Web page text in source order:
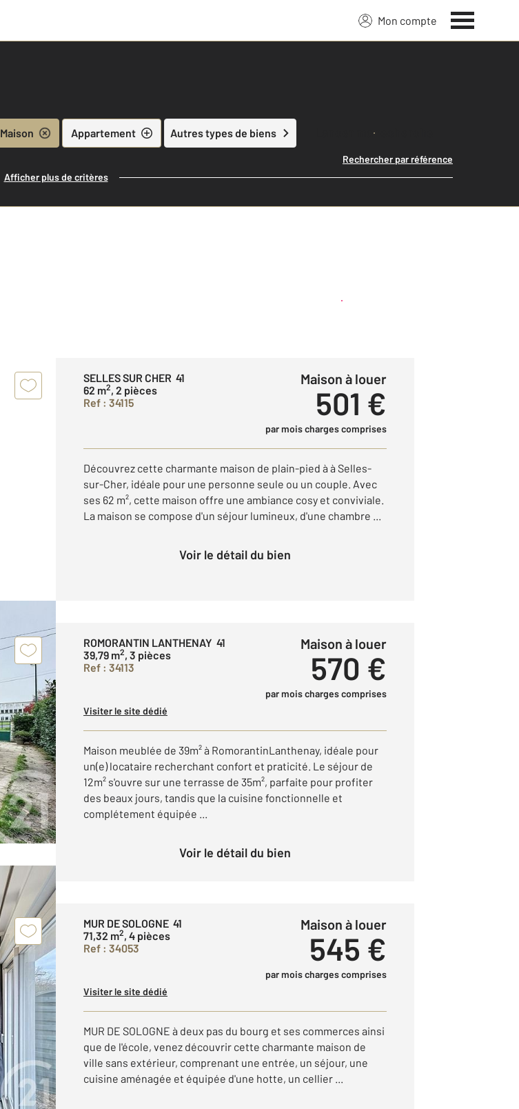
Mon compte
Maison Appartement Autres types de biens Lancer ma recherche
Rechercher par référence
Afficher plus de critères
Créer une alerte
SELLES SUR CHER 41
62 m2, 2 pièces
Ref : 34115
Maison à louer
501 €
par mois charges comprises
Découvrez cette charmante maison de plain-pied à à Selles-
sur-Cher, idéale pour une personne seule ou un couple. Avec
ses 62 m², cette maison offre une ambiance cosy et conviviale.
La maison se compose d'un séjour lumineux, d'une chambre ...
Voir le détail du bien
ROMORANTIN LANTHENAY 41
39,79 m2, 3 pièces
Ref : 34113
Maison à louer
570 €
par mois charges comprises
Visiter le site dédié
Maison meublée de 39m² à RomorantinLanthenay, idéale pour
un(e) locataire recherchant confort et praticité. Le séjour de
12m² s'ouvre sur une terrasse de 35m², parfaite pour profiter
des beaux jours, tandis que la cuisine fonctionnelle et
complétement équipée ...
Voir le détail du bien
MUR DE SOLOGNE 41
71,32 m2, 4 pièces
Ref : 34053
Maison à louer
545 €
par mois charges comprises
Visiter le site dédié
MUR DE SOLOGNE à deux pas du bourg et ses commerces ainsi
que de l'école, venez découvrir cette charmante maison de
ville sans extérieur, comprenant une entrée, un séjour, une
cuisine aménagée et équipée d'une hotte, un cellier ...